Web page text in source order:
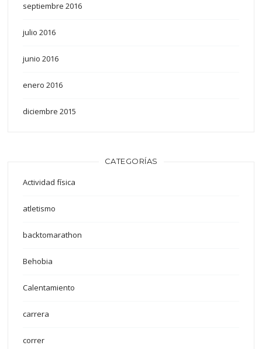
septiembre 2016
julio 2016
junio 2016
enero 2016
diciembre 2015
CATEGORÍAS
Actividad física
atletismo
backtomarathon
Behobia
Calentamiento
carrera
correr